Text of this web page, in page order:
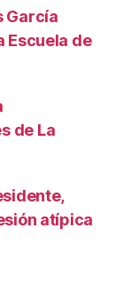
García
Escuela de
de La
atípica